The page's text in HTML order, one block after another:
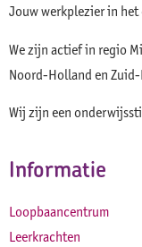
Jouw werkplezier in
We zijn actief in regio
Noord-Holland en
Wij zijn een
Informatie
Loopbaancentrum
Leerkrachten